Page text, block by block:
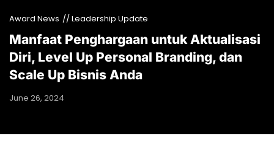
Award News // Leadership Update
Manfaat Penghargaan untuk Aktualisasi
Diri, Level Up Personal Branding, dan
Scale Up Bisnis Anda
June 26, 2024